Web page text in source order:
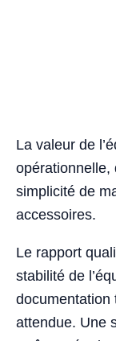
La valeur de
opérationnelle,
simplicité de
accessoires.
Le rapport
stabilité de
documentation
attendue. Une